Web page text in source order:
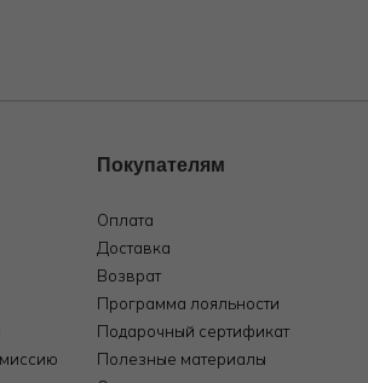
Покупателям
Оплата
Доставка
Возврат
Программа лояльности
Подарочный сертификат
Полезные материалы